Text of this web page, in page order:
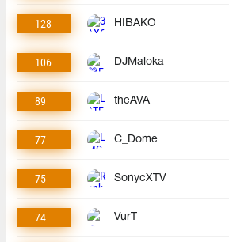
128 HIBAKO
106 DJMaloka
89 theAVA
77 C_Dome
75 SonycXTV
74 VurT